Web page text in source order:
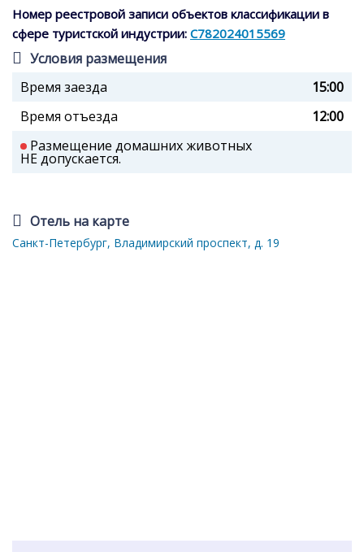
Номер реестровой записи объектов классификации в
сфере туристской индустрии: С782024015569
Условия размещения
Время заезда
15:00
Время отъезда
12:00
Размещение домашних животных
НЕ допускается.
Отель на карте
Санкт-Петербург, Владимирский проспект, д. 19